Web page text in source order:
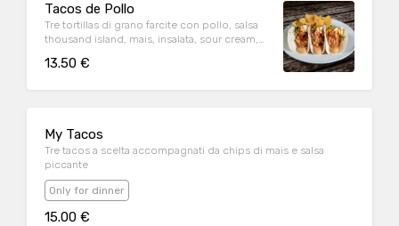
Tacos de Pollo
Tre tortillas di grano farcite con pollo, salsa
thousand island, mais, insalata, sour cream,
13.50 €
My Tacos
Tre tacos a scelta accompagnati da chips di mais e salsa
piccante
Only for dinner
15.00 €